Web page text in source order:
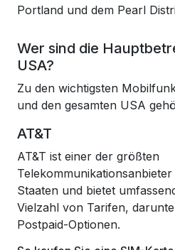
Portland und dem Pearl
Wer sind die
USA?
Zu den wichtigsten
und den gesamten USA
AT&T
AT&T ist einer der größten
Staaten und bietet
Vielzahl von Tarifen,
Postpaid-Optionen.